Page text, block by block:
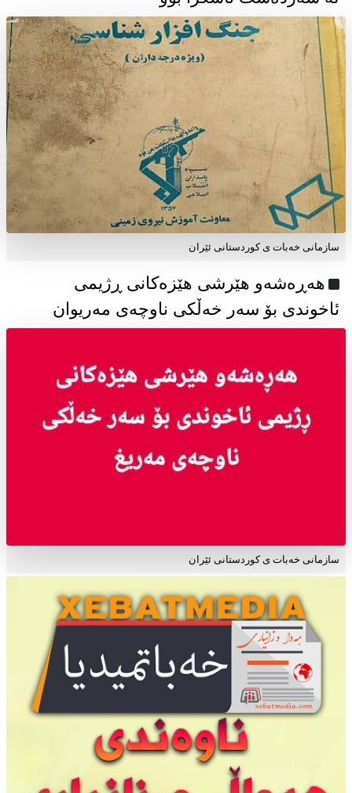
سازمانی خەبات ی كوردستانی ئێران
هەڕەشەو هێرشی هێزەکانی ڕژیمی
ئاخوندی بۆ سەر خەڵکی ناوچەی مەریوان
سازمانی خەبات ی کوردستانی ئێران